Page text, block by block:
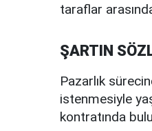
taraflar
ŞARTIN
Pazarlık
istenmesiyle
kontratında